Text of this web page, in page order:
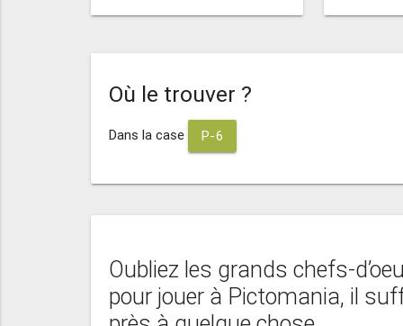
Où le trouver ?
Dans la case P-6
Oubliez les grands chefs-
pour jouer à Pictomania, il